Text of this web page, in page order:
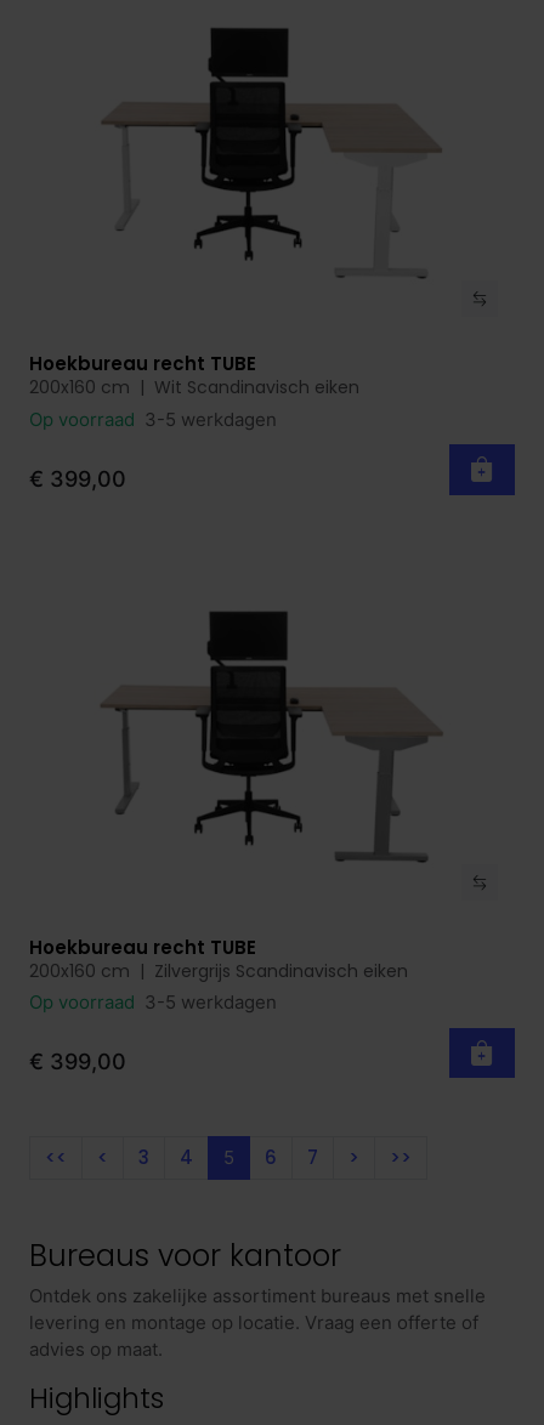
Bekijk product
Hoekbureau recht TUBE
200x160 cm | Wit Scandinavisch eiken
Op voorraad 3-5 werkdagen
€ 399,00
Bekijk product
Hoekbureau recht TUBE
200x160 cm | Zilvergrijs Scandinavisch eiken
Op voorraad 3-5 werkdagen
€ 399,00
<< < 3 4 5 6 7 > >>
Bureaus voor kantoor
Ontdek ons zakelijke assortiment bureaus met snelle
levering en montage op locatie. Vraag een offerte of
advies op maat.
Highlights